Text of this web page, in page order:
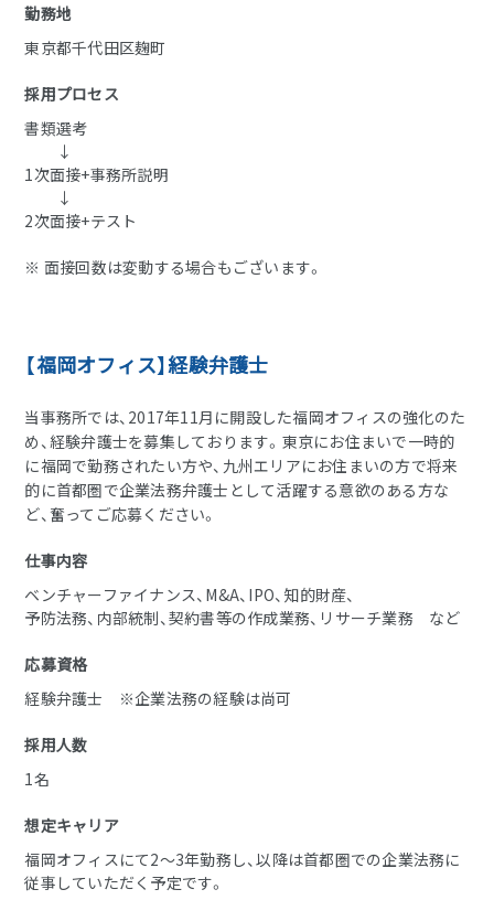
勤務地
東京都千代田区麹町
採用プロセス
書類選考
↓
1次面接+事務所説明
↓
2次面接+テスト
※ 面接回数は変動する場合もございます。
【福岡オフィス】経験弁護士
当事務所では、2017年11月に開設した福岡オフィスの強化のた
め、経験弁護士を募集しております。東京にお住まいで一時的
に福岡で勤務されたい方や、九州エリアにお住まいの方で将来
的に首都圏で企業法務弁護士として活躍する意欲のある方な
ど、奮ってご応募ください。
仕事内容
ベンチャーファイナンス、M&A、IPO、知的財産、
予防法務、内部統制、契約書等の作成業務、リサーチ業務 など
応募資格
経験弁護士 ※企業法務の経験は尚可
採用人数
1名
想定キャリア
福岡オフィスにて2～3年勤務し、以降は首都圏での企業法務に
従事していただく予定です。